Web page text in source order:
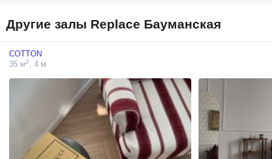
Другие залы Replace Бауманская
COTTON
35 м2, 4 м